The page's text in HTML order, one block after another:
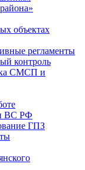
объектах
регламенты
контроль
СМСП и
ВС РФ
ГПЗ